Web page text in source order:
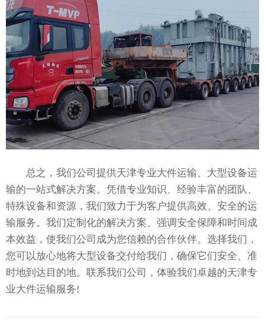
总之，我们公司提供天津专业大件运输、大型设备运
输的一站式解决方案。凭借专业知识、经验丰富的团队、
特殊设备和资源，我们致力于为客户提供高效、安全的运
输服务。我们定制化的解决方案、强调安全保障和时间成
本效益，使我们公司成为您信赖的合作伙伴。选择我们，
您可以放心地将大型设备交付给我们，确保它们安全、准
时地到达目的地。联系我们公司，体验我们卓越的天津专
业大件运输服务!